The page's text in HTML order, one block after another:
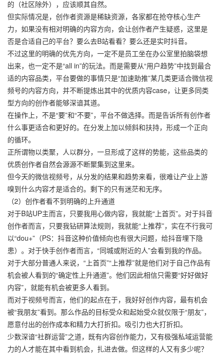
的（社区除外），应该顺其自然。
但实际情况是，创作者资源是稀缺资源，各家都在抢夺核心生产
力，如果没有相对明确的内容方向，会让创作者产生疑惑，这里是
否是合适自己的平台？要么去B站看看？要么还是实时抖音。
不过这里的明确的优先方向，一定不是员工坐在办公室里拍脑袋想
出来，也一定不是“all in”的玩法。而是需要从“用户趋势”中找到最合
适的内容品类，平台要做的事情只是“加速助推”某几类更适合微信视
频号的内容方向，并不断提炼出其中的优质内容case，让更多同类
型方向的创作者能够深谙其道。
在操作上，不是“要”和“不要”，平台不做选择。而是告诉所有创作者
什么事更适合和更好的。在分发上加以倾斜和扶持，形成一个正向
的循环。
正所谓物以类聚，人以群分，一旦形成了这样的势能，这些品类的
优质创作者自然会源源不断聚集到这里来。
但今天的微信视频号，从分发的结果和趋势来看，很难让产业上游
嗅到什么内容才是适合的。剩下的只有迷茫和无序。
（2）创作者看不到明确的上升通道
对于B站UP主而言，只要我用心做内容，我就能“上首页”。对于抖音
创作者而言，只要我钻研算法规则，我就能“上推荐”，实在不行我可
以“dou+”（PS：抖音这种价值倾向也有很大问题，给抖音埋下隐
患）。对于快手创作者而言，“同城或附近的人”会看到我的作品。
对于大部分普通人来说，“上首页”“上推荐”就是他们对于自己作品有
机会被人看到的“确定性上升通道”。他们因此相信只需要“好好做好
内容”，就能有机会被更多人看到。
而对于视频号而言，他们的起点在于，我好好创作内容，最有机会
被“我朋友”看到。那么作品的目标受众和起始受众就仅限于“朋友”，
愿意付出的创作成本和精力大打折扣。吸引力也大打折扣。
少数深谙“社群运营”之道，既有内容创作能力，又有极强私域运营能
力的人才能在其中看到机会，扎进去做。但这样的人又有多少呢？